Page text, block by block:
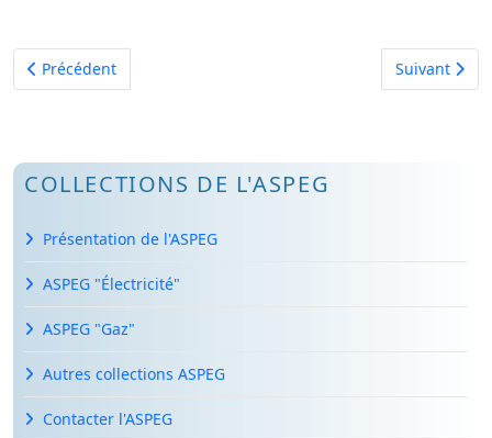
Article précédent : Etuve de laboratoire
Précédent Article
Suivant
COLLECTIONS DE L'ASPEG
Présentation de l'ASPEG
ASPEG "Électricité"
ASPEG "Gaz"
Autres collections ASPEG
Contacter l'ASPEG